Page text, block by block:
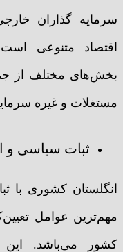
سرمایه گذاران
اقتصاد متنوعی
بخش‌های مختلف از
مستغلات و غیره
ثبات سیاسی و
انگلستان کشوری با
مهم‌ترین عوامل
کشور می‌باشد.